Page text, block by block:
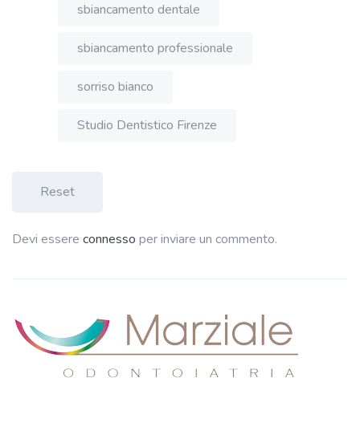
sbiancamento dentale
sbiancamento professionale
sorriso bianco
Studio Dentistico Firenze
Reset
Devi essere connesso per inviare un commento.